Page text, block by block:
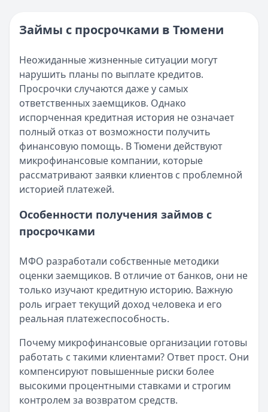
Категория:МФО и микрозаймы
Все статьи
Возврат переплаты в «Займере»: актуальная
Опубликовано:5 декабря 2025 г.
Категория:МФО
Читать новость
Срочный микрозайм 15 000 ₽ на карту: свежая
Кратко:Нужны 15 000 рублей на карту прямо сегодня?
Опубликовано:5 декабря 2025 г.
Категория:МФО
Читать новость
Рекордный рост доли клиентов МФО с iPhone: что
Кратко:В III квартале 2025 года владельцы iPhone
Категория:МФО
Читать новость
Кратко:Авторизация через Госуслуги ускоряет
Опубликовано:23 ноября 2025 г.
Категория: МФО
Читать новость
Смс о «одобренном займе» от Bigmani Ru: как
Опубликовано:23 ноября 2025 г.
Категория:МФО
Читать новость
Все новости
Займы с просрочками в Тюмени
Неожиданные жизненные ситуации могут
нарушить планы по выплате кредитов.
Просрочки случаются даже у самых
ответственных заемщиков. Однако
испорченная кредитная история не означает
полный отказ от возможности получить
финансовую помощь. В Тюмени действуют
микрофинансовые компании, которые
рассматривают заявки клиентов с проблемной
историей платежей.
Особенности получения займов с
просрочками
МФО разработали собственные методики
оценки заемщиков. В отличие от банков, они не
только изучают кредитную историю. Важную
роль играет текущий доход человека и его
реальная платежеспособность.
Почему микрофинансовые организации готовы
работать с такими клиентами? Ответ прост. Они
компенсируют повышенные риски более
высокими процентными ставками и строгим
контролем за возвратом средств.